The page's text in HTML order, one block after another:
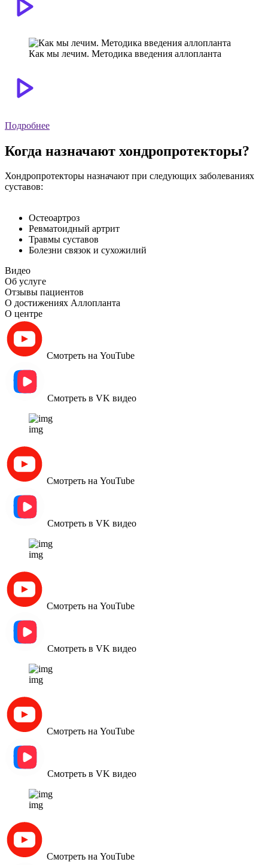
Как мы лечим. Методика введения аллопланта
Подробнее
Когда назначают хондропротекторы?
Хондропротекторы назначают при следующих заболеваниях
суставов:
Остеоартроз
Ревматоидный артрит
Травмы суставов
Болезни связок и сухожилий
Видео
Об услуге
Отзывы пациентов
О достижениях Аллопланта
О центре
Смотреть на YouTube
Смотреть в VK видео
img
Смотреть на YouTube
Смотреть в VK видео
img
Смотреть на YouTube
Смотреть в VK видео
img
Смотреть на YouTube
Смотреть в VK видео
img
Смотреть на YouTube